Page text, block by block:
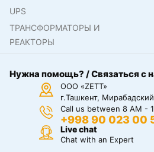
UPS
ТРАНСФОРМАТОРЫ И
РЕАКТОРЫ
Нужна помощь? / Связаться с
ООО «ZETT»
г.Ташкент,
Call us between 8 AM -
+998 90 023 00
Live chat
Chat with an Expert